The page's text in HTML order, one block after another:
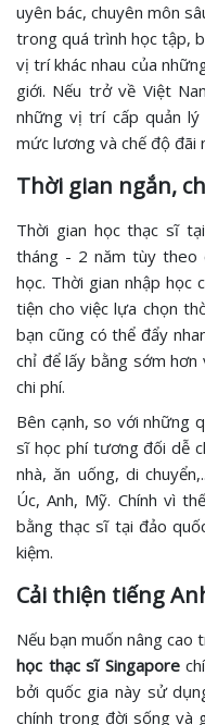
uyên bác, chuyên môn
trong quá trình học tập,
vị trí khác nhau của
giới. Nếu trở về Việt
những vị trí cấp quản
mức lương và chế độ đãi
Thời gian ngắn,
Thời gian học thạc sĩ
tháng - 2 năm tùy theo
học. Thời gian nhập học
tiện cho việc lựa chọn
bạn cũng có thể đẩy
chỉ để lấy bằng sớm
chi phí.
Bên cạnh, so với những
sĩ học phí tương đối dễ
nhà, ăn uống, di
Úc, Anh, Mỹ. Chính vì
bằng thạc sĩ tại đảo
kiệm.
Cải thiện tiếng
Nếu bạn muốn nâng cao
học thạc sĩ Singapore
bởi quốc gia này sử
chính trong đời sống và